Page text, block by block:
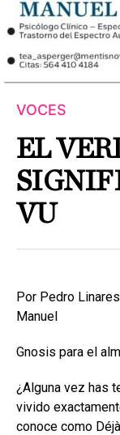
VOCES
EL
VU
Por Pedro Linares
Manuel
Gnosis para el
¿Alguna vez has
vivido
conoce como